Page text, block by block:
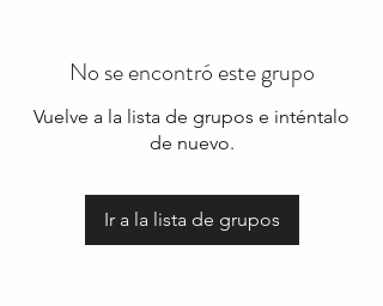
No se encontró este grupo
Vuelve a la lista de grupos e inténtalo
de nuevo.
Ir a la lista de grupos